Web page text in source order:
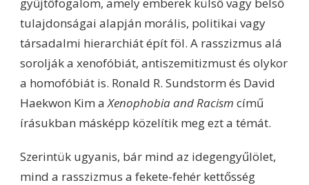
tulajdonságai alapján morális, politikai vagy
társadalmi hierarchiát épít föl. A rasszizmus alá
sorolják a xenofóbiát, antiszemitizmust és olykor
a homofóbiát is. Ronald R. Sundstorm és David
Haekwon Kim aXenophobiaandRacism című
írásukban másképp közelítik meg ezt a témát.
Szerintük ugyanis, bár mind az idegengyűlölet,
mind a rasszizmus a fekete-fehér kettősség